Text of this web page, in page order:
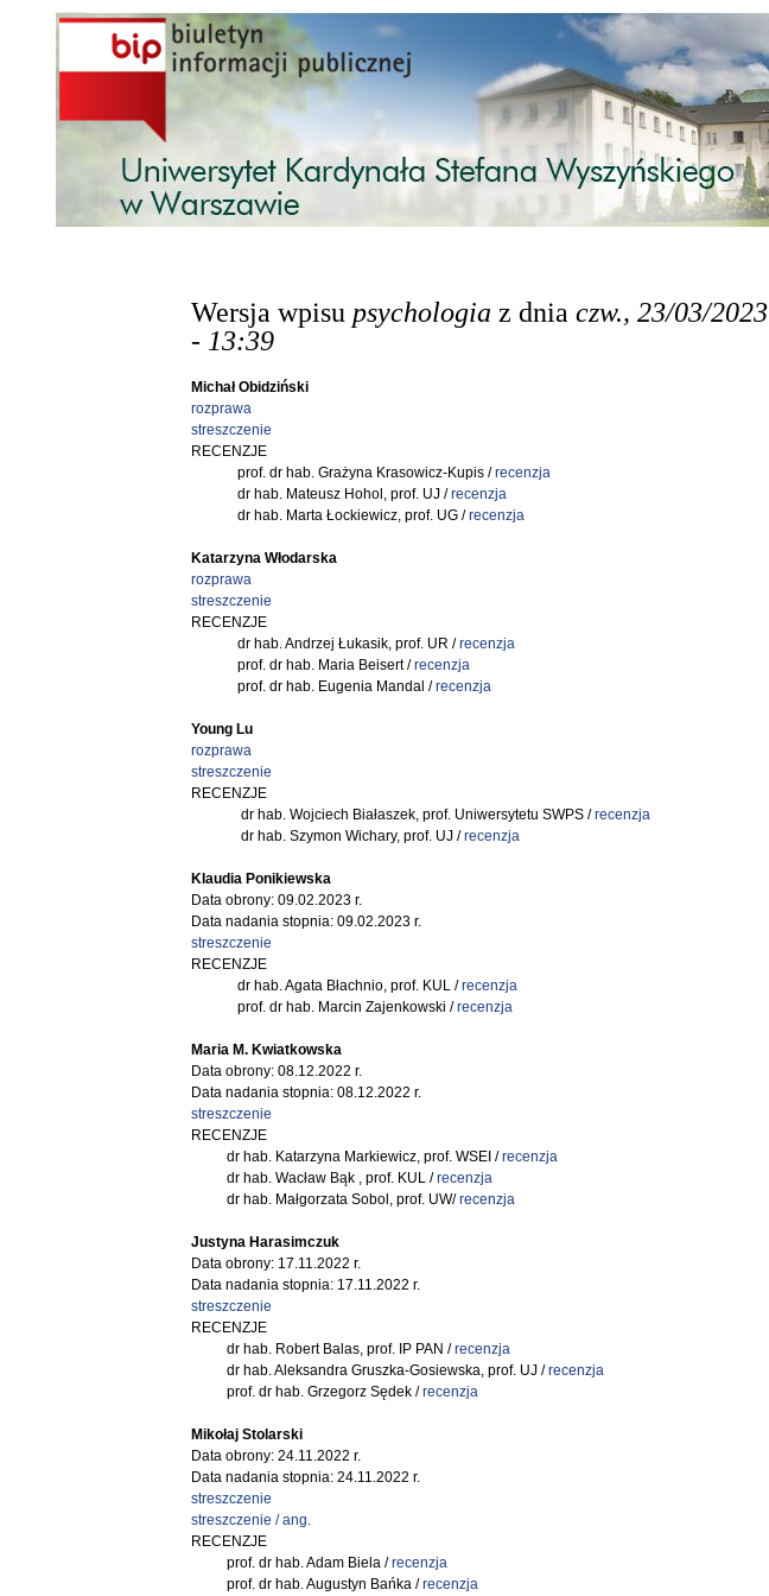
Przejdź do treści
Wersja wpisu psychologia z dnia czw., 23/03/2023
- 13:39
Michał Obidziński
rozprawa
streszczenie
RECENZJE
prof. dr hab. Grażyna Krasowicz-Kupis /recenzja
dr hab. Mateusz Hohol, prof. UJ /recenzja
dr hab. Marta Łockiewicz, prof. UG /recenzja
Katarzyna Włodarska
rozprawa
streszczenie
RECENZJE
dr hab. Andrzej Łukasik, prof. UR /recenzja
prof. dr hab. Maria Beisert /recenzja
prof. dr hab. Eugenia Mandal /recenzja
Young Lu
rozprawa
streszczenie
RECENZJE
dr hab. Wojciech Białaszek, prof. Uniwersytetu SWPS /recenzja
dr hab. Szymon Wichary, prof. UJ /recenzja
Klaudia Ponikiewska
Data obrony: 09.02.2023 r.
Data nadania stopnia: 09.02.2023 r.
streszczenie
RECENZJE
dr hab. Agata Błachnio, prof. KUL /recenzja
prof. dr hab. Marcin Zajenkowski /recenzja
Maria M. Kwiatkowska
Data obrony: 08.12.2022 r.
Data nadania stopnia: 08.12.2022 r.
streszczenie
RECENZJE
dr hab. Katarzyna Markiewicz, prof. WSEI /recenzja
dr hab. Wacław Bąk , prof. KUL /recenzja
dr hab. Małgorzata Sobol, prof. UW/recenzja
Justyna Harasimczuk
Data obrony: 17.11.2022 r.
Data nadania stopnia: 17.11.2022 r.
streszczenie
RECENZJE
dr hab. Robert Balas, prof. IP PAN /recenzja
dr hab. Aleksandra Gruszka-Gosiewska, prof. UJ /recenzja
prof. dr hab. Grzegorz Sędek /recenzja
Mikołaj Stolarski
Data obrony: 24.11.2022 r.
Data nadania stopnia: 24.11.2022 r.
streszczenie
streszczenie / ang.
RECENZJE
prof. dr hab. Adam Biela /recenzja
prof. dr hab. Augustyn Bańka /recenzja